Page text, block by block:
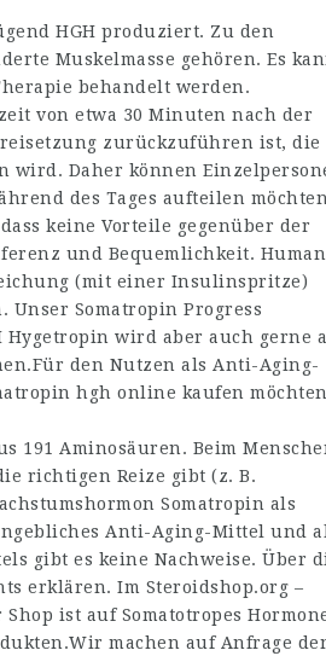
HGH produziert. Zu den
Muskelmasse gehören. Es
behandelt werden.
von etwa 30 Minuten nach der
zurückzuführen ist, die
wird. Daher können
des Tages aufteilen
keine Vorteile gegenüber der
und Bequemlichkeit.
(mit einer Insulinspritze)
Somatropin Progress
Hygetropin wird aber auch gerne
den Nutzen als Anti-Aging-
hgh online kaufen
191 Aminosäuren. Beim
richtigen Reize gibt (z. B.
Somatropin als
Anti-Aging-Mittel und
gibt es keine Nachweise. Über
erklären. Im Steroidshop.org –
ist auf Somatotropes
machen auf Anfrage